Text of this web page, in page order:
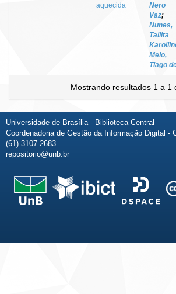
aquecida
Nero
Vaz;
Nunes,
Tallita
Melo,
Tiago
Mostrando resultados 1 a 1
Universidade de Brasília - Biblioteca Central
Coordenadoria de Gestão da Informação Digital -
(61) 3107-2683
repositorio@unb.br